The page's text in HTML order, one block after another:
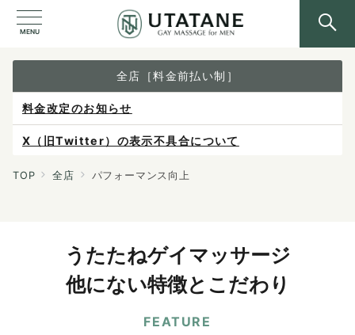
MENU
全店［料金前払い制］
料金改定のお知らせ
X（旧Twitter）の表示不具合について
ご予約は各店へ直接お問い合わせください。
TOP 全店 パフォーマンス向上
うたたねゲイマッサージ
他にない特徴とこだわり
FEATURE